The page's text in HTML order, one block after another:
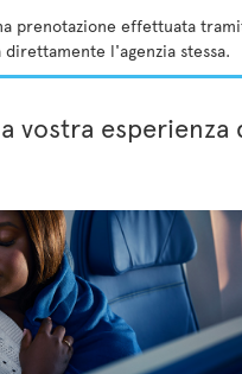
prenotazione effettuata
l'agenzia stessa.
vostra esperienza